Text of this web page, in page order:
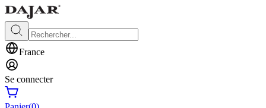
France
Se connecter